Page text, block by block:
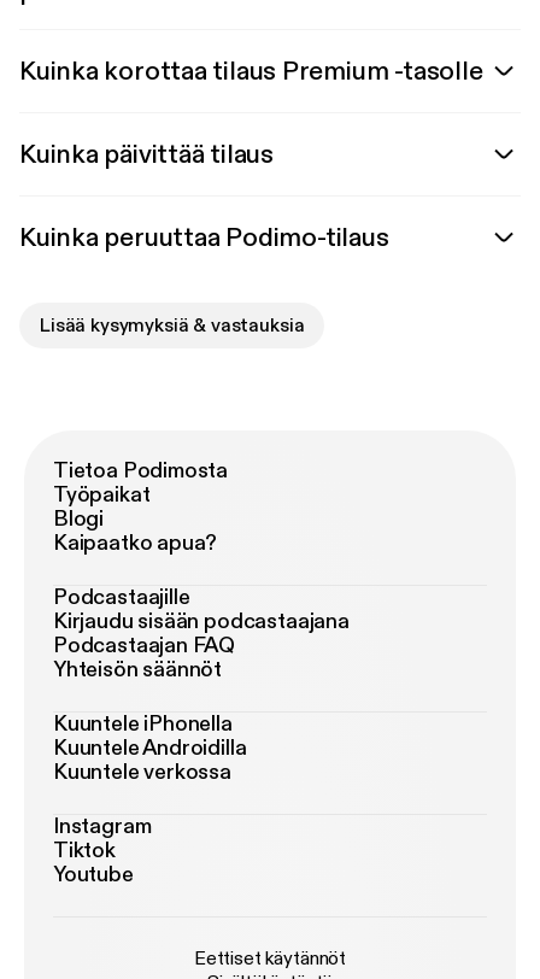
Kuinka korottaa tilaus Premium -tasolle
Kuinka päivittää tilaus
Kuinka peruuttaa Podimo-tilaus
Lisää kysymyksiä & vastauksia
Tietoa Podimosta
Työpaikat
Blogi
Kaipaatko apua?
Podcastaajille
Kirjaudu sisään podcastaajana
Podcastaajan FAQ
Yhteisön säännöt
Kuuntele iPhonella
Kuuntele Androidilla
Kuuntele verkossa
Instagram
Tiktok
Youtube
Eettiset käytännöt